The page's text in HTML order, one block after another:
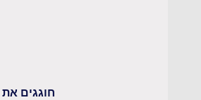
חוגגים את